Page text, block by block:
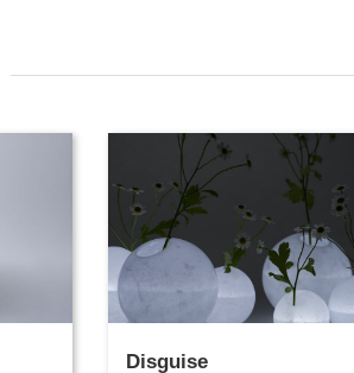
Disguise